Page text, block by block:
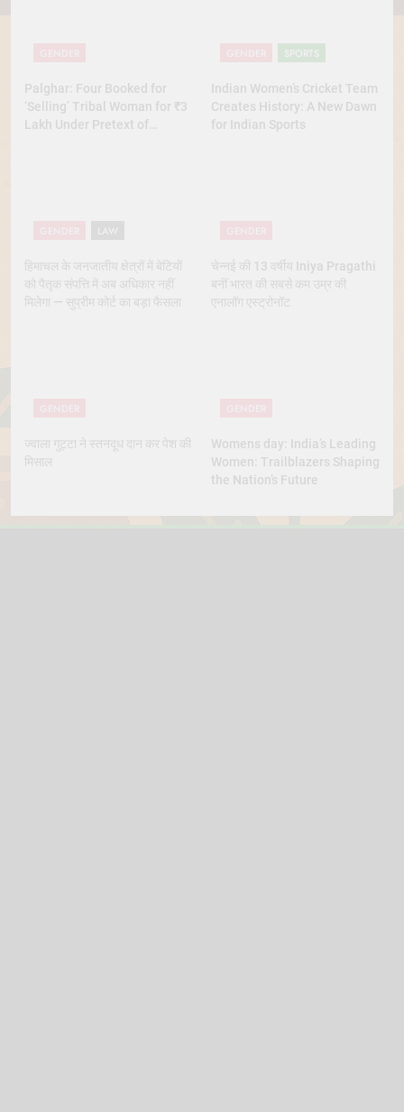
Palghar: Four Booked for
‘Selling’ Tribal Woman for ₹3
Lakh Under Pretext of
SPORTS
Indian Women’s Cricket Team
Creates History: A New Dawn
for Indian Sports
हिमाचल के जनजातीय क्षेत्रों में बेटियों
को पैतृक संपत्ति में अब अधिकार नहीं
मिलेगा — सुप्रीम कोर्ट का बड़ा फैसला
चेन्नई की 13 वर्षीय Iniya Pragathi
बनीं भारत की सबसे कम उम्र की
एनालॉग एस्ट्रोनॉट
ज्वाला गुट्टा ने स्तनदूध दान कर पेश की
मिसाल
Womens day: India’s Leading
Women: Trailblazers Shaping
the Nation’s Future